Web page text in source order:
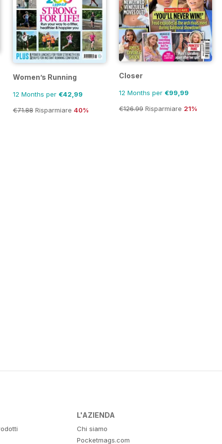
Women’s Running
12 Months per €42,99
€71.88 Risparmiare 40%
Closer
12 Months per €99,99
€126.99 Risparmiare 21%
L'AZIENDA
Chi siamo
Pocketmags.com